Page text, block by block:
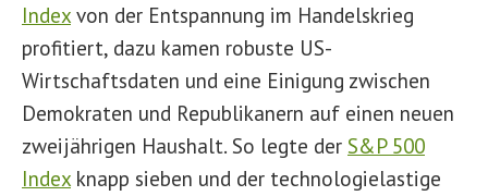
Index von der Entspannung im Handelskrieg
profitiert, dazu kamen robuste US-
Wirtschaftsdaten und eine Einigung zwischen
Demokraten und Republikanern auf einen neuen
zweijährigen Haushalt. So legte der S&P 500
Index knapp sieben und der technologielastige